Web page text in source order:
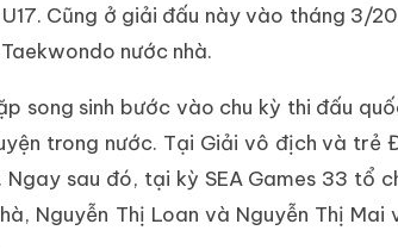
Cũng ở giải đấu này vào tháng 3/
nước nhà.
song sinh bước vào chu kỳ thi đấu
trong nước. Tại Giải vô địch và
sau đó, tại kỳ SEA Games 33 tổ
Nguyễn Thị Loan và Nguyễn Thị